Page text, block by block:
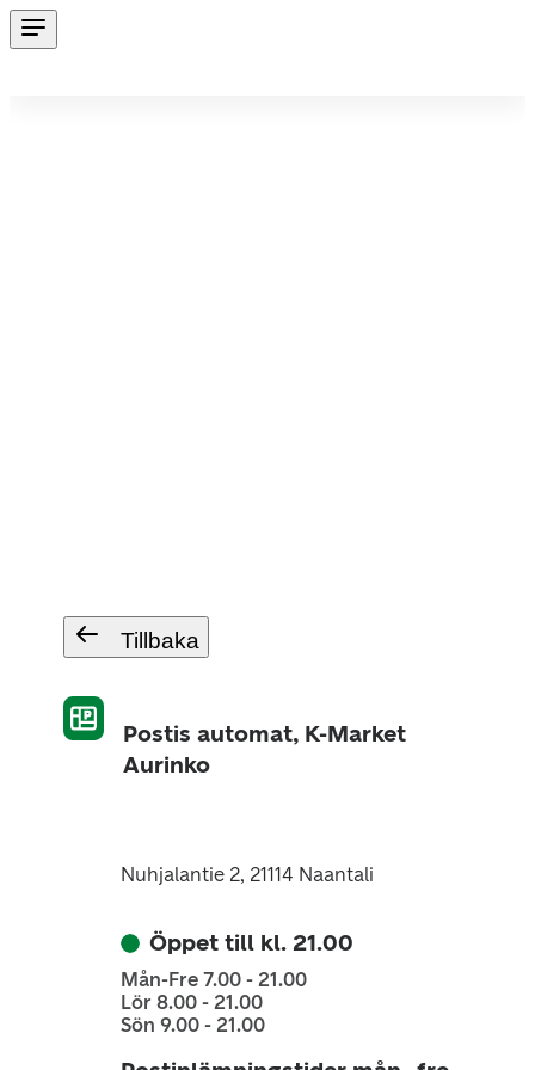
Tillbaka
Postis automat, K-Market
Aurinko
Nuhjalantie 2, 21114 Naantali
Öppet till kl. 21.00
Mån-Fre 7.00 - 21.00
Lör 8.00 - 21.00
Sön 9.00 - 21.00